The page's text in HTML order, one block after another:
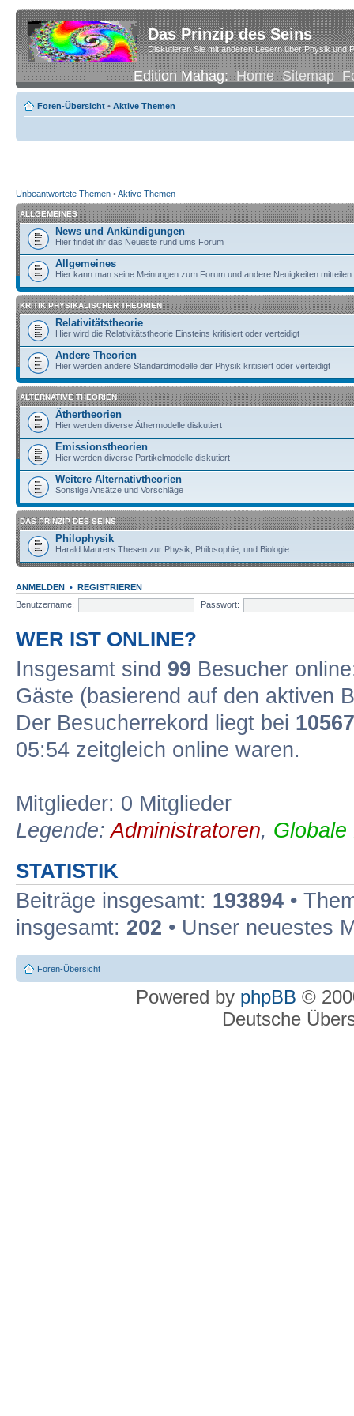
Das Prinzip des Seins
Diskutieren Sie mit anderen Lesern über Physik und
Edition Mahag:Home Sitemap
Foren-Übersicht • Aktive Themen
Unbeantwortete Themen •Aktive Themen
ALLGEMEINES
News und Ankündigungen
Hier findet ihr das Neueste rund ums Forum
Allgemeines
Hier kann man seine Meinungen zum Forum und andere Neuigkeiten mitteilen
KRITIK PHYSIKALISCHER THEORIEN
Relativitätstheorie
Hier wird die Relativitätstheorie Einsteins kritisiert oder verteidigt
Andere Theorien
Hier werden andere Standardmodelle der Physik kritisiert oder verteidigt
ALTERNATIVE THEORIEN
Äthertheorien
Hier werden diverse Äthermodelle diskutiert
Emissionstheorien
Hier werden diverse Partikelmodelle diskutiert
Weitere Alternativtheorien
Sonstige Ansätze und Vorschläge
DAS PRINZIP DES SEINS
Philophysik
Harald Maurers Thesen zur Physik, Philosophie, und Biologie
ANMELDEN • REGISTRIEREN
Benutzername:
Passwort:
WER IST ONLINE?
Insgesamt sind 99 Besucher
Gäste (basierend auf den aktiven
Der Besucherrekord liegt bei 10567
05:54 zeitgleich online waren.
Mitglieder: 0 Mitglieder
Legende:Administratoren, Globale
STATISTIK
Beiträge insgesamt: 193894 •
insgesamt: 202 • Unser neuestes
Foren-Übersicht
Powered by phpBB ©
Deutsche